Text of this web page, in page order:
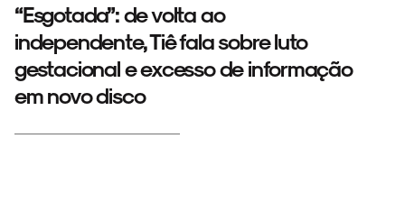
“Esgotada”: de volta ao
independente, Tiê fala sobre luto
gestacional e excesso de informação
em novo disco